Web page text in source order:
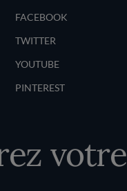
FACEBOOK
TWITTER
YOUTUBE
PINTEREST